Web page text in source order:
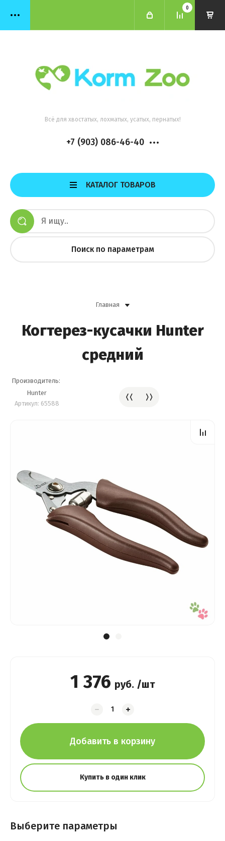
0
Всё для хвостатых, лохматых, усатых, пернатых!
+7 (903) 086-46-40
КАТАЛОГ ТОВАРОВ
Поиск по параметрам
Главная
Когтерез-кусачки Hunter
средний
Производитель:
Hunter
Артикул: 65588
1 376 руб. /шт
Добавить в корзину
Купить в один клик
Выберите параметры